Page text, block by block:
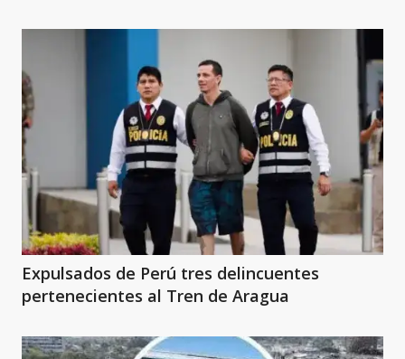
Expulsados de Perú tres delincuentes
pertenecientes al Tren de Aragua